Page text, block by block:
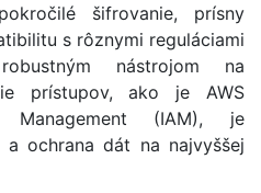
šifrovanie, prísny
s rôznymi reguláciami
nástrojom na
prístupov, ako je AWS
(IAM), je
a ochrana dát na najvyššej